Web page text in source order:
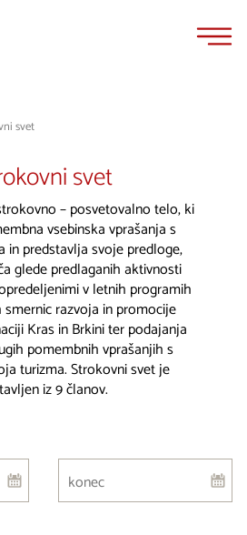
svet
svet
– posvetovalno telo, ki
vsebinska vprašanja s
in predstavlja svoje predloge,
glede predlaganih aktivnosti
v letnih programih
razvoja in promocije
Kras in Brkini ter podajanja
pomembnih vprašanjih s
turizma. Strokovni svet je
iz 9 članov.